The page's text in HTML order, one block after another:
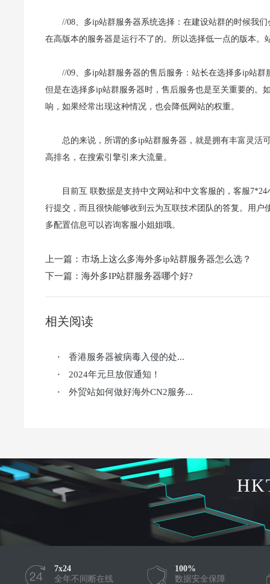
//08、多ip站群服务器系统选择：在建设站群的时候我
在高版本的服务器是运行不了的。所以选择低一点的版本。
//09、多ip站群服务器的售后服务： 站长在选择多ip站群
但是在选择多ip站群服务器时，售后服务也是至关重要的。
响，如果经常出现这种情况，也会降低网站的权重。
总的来说，所谓的多ip站群服务器，就是拥有丰富灵活
高排名，在搜索引擎引来大流量。
目前互 联数据是支持中文网站和中文客服的，客服
行提交，而且很快能够收到云为互联技术团队的答复。用
多配置信息可以咨询客服小姐姐哦。
上一篇： 市场上这么多海外多ip站群服务器怎么选？
下一篇： 海外多IP站群服务器哪个好?
相关阅读
· 香港服务器被病毒入侵的处...
· 2024年元旦放假通知！
· 外贸站如何做好海外CN2服务...
7x24
全年不间断在线
100%
数据安全保障